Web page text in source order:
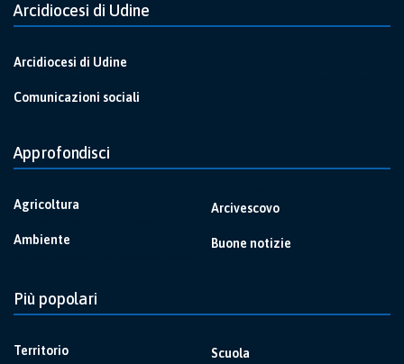
Arcidiocesi di Udine
Arcidiocesi di Udine
Comunicazioni sociali
Approfondisci
Agricoltura
Ambiente
Arcivescovo
Buone notizie
Più popolari
Territorio Scuola